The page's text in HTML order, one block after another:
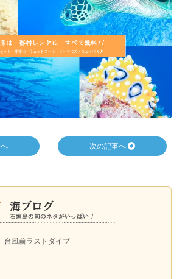
台風前ラストダイブ
次の記事へ